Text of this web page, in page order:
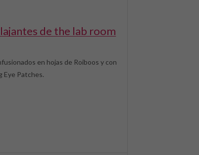
de the lab room
en hojas de Roiboos y con
Eye Patches.